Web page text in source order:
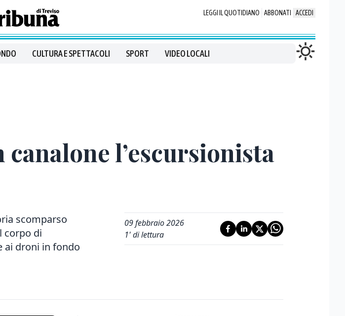
LEGGI IL QUOTIDIANO ABBONATI ACCEDI
CULTURA E SPETTACOLI SPORT VIDEO LOCALI
l’escursionista
scomparso
corpo di
ai droni in fondo
09 febbraio 2026
1' di lettura